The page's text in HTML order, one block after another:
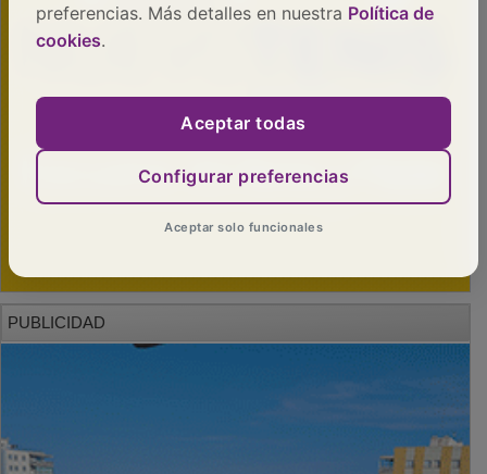
PUBLICIDAD
preferencias. Más detalles en nuestra Política de
cookies.
Aceptar todas
Configurar preferencias
Aceptar solo funcionales